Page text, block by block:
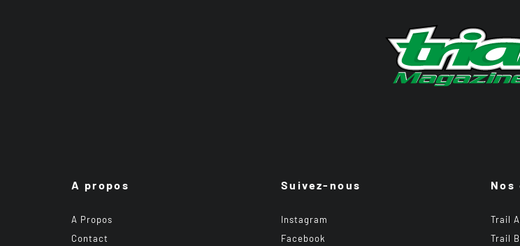
A propos
A Propos
Contact
Suivez-nous
Instagram
Facebook
Nos
Trail
Trail